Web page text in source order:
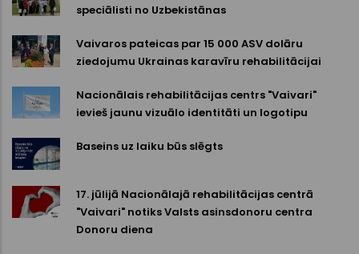
speciālisti no Uzbekistānas
Vaivaros pateicas par 15 000 ASV dolāru
ziedojumu Ukrainas karavīru rehabilitācijai
Nacionālais rehabilitācijas centrs "Vaivari"
ievieš jaunu vizuālo identitāti un logotipu
Baseins uz laiku būs slēgts
17. jūlijā Nacionālajā rehabilitācijas centrā
"Vaivari" notiks Valsts asinsdonoru centra
Donoru diena